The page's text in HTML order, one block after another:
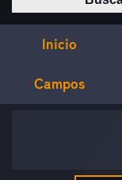
Inicio
Campos